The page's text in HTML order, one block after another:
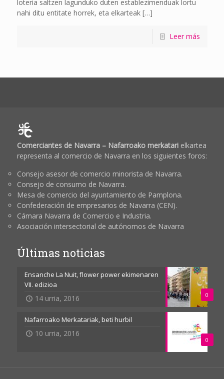
loteria saltzen lagunduko duten establezimenduak lortu
nahi ditu entitate horrek, eta elkarteak[…]
Leer más
Comerciantes de Navarra – Nafarroako merkatarielkartea
representa al comercio de Navarra en los siguientes foros:
Consejo asesor de comercio minorista de Navarra.
Consejo de consumo de Navarra.
Mesa de comercio del ayuntamiento de Pamplona.
Confederación de empresarios de Navarra (CEN).
Cámara Navarra de Comercio e Industria.
Asociación intersectorial de autónomos de Navarra
Últimas noticias
0
Ensanche La Nuit, flower power ekimenaren
VII. edizioa
14 urria, 2016
0
Nafarroako Merkatariak, beti hurbil
10 urria, 2016